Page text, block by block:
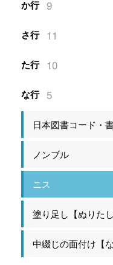
か行 9
さ行 11
た行 10
な行 5
日本図書コード・
ノンブル
ニス
塗り足し【ぬりたし
中綴じの面付け【